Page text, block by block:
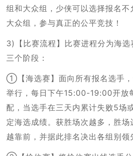
组和大众组，少侠可以选择报名不
大众组，参与真正的公平竞技！
3)【比赛流程】比赛进程分为海选
三个阶段：
①【海选赛】面向所有报名选手
举行，每日下午15:00-19:00开放
配，当选手在三天内累计失败5场
定海选成绩。获胜场次越多，胜场
越靠前，并据此排名决出各组别领